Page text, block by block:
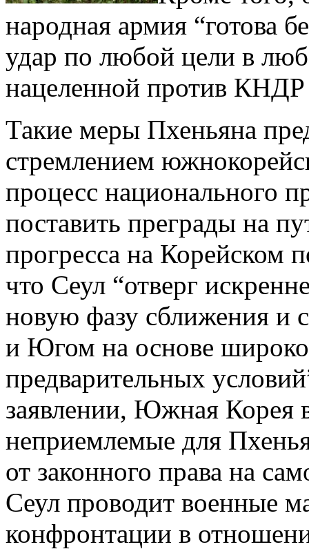
народная армия “готова
удар по любой цели в
нацеленной против КНДР
Такие меры Пхеньяна
стремлением
процесс национального
поставить преграды на
прогресса на Корейском
что Сеул “отверг
новую фазу сближения и
и Югом на основе
предварительных
заявлении, Южная Корея
неприемлемые для
от законного права на
Сеул проводит военные
конфронтации в